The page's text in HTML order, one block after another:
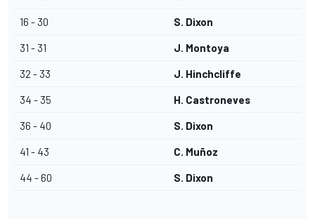
16 - 30 S. Dixon
31 - 31 J. Montoya
32 - 33 J. Hinchcliffe
34 - 35 H. Castroneves
36 - 40 S. Dixon
41 - 43 C. Muñoz
44 - 60 S. Dixon